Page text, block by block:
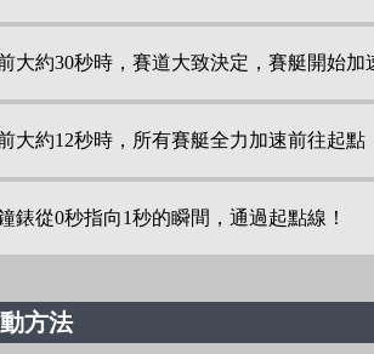
大約30秒時，賽道大致決定，賽艇開始加
大約12秒時，所有賽艇全力加速前往起點
錶從0秒指向1秒的瞬間，通過起點線！
方法